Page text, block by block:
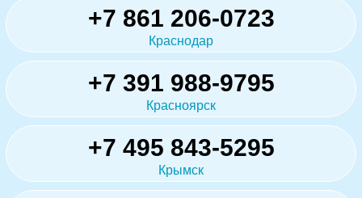
+7 861 206-0723
Краснодар
+7 391 988-9795
Красноярск
+7 495 843-5295
Крымск